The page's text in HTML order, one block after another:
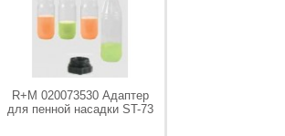
R+M 020073530 Адаптер
для пенной насадки ST-73